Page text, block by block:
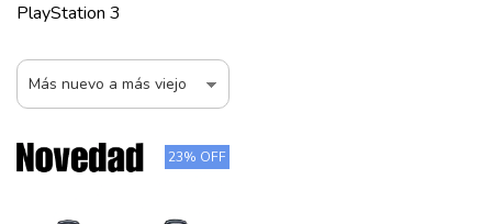
PlayStation 3
23% OFF